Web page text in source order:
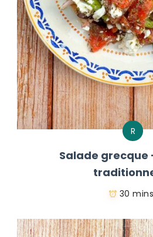
R
Salade grecque
30 mins